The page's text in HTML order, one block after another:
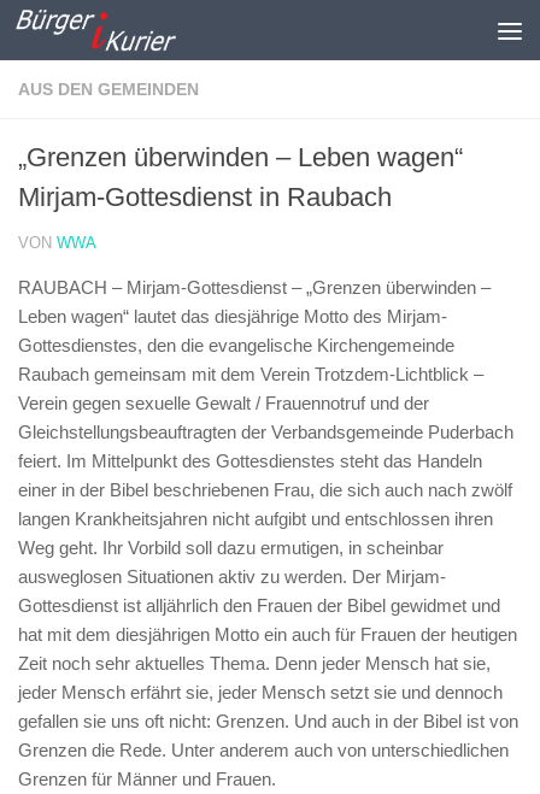
Zum Inhalt springen
AUS DEN GEMEINDEN
„Grenzen überwinden – Leben wagen“
Mirjam-Gottesdienst in Raubach
VON WWA
RAUBACH – Mirjam-Gottesdienst –„Grenzen überwinden –
Leben wagen“ lautet das diesjährige Motto des Mirjam-
Gottesdienstes, den die evangelische Kirchengemeinde
Raubach gemeinsam mit dem Verein Trotzdem-Lichtblick –
Verein gegen sexuelle Gewalt / Frauennotruf und der
Gleichstellungsbeauftragten der Verbandsgemeinde Puderbach
feiert. Im Mittelpunkt des Gottesdienstes steht das Handeln
einer in der Bibel beschriebenen Frau, die sich auch nach zwölf
langen Krankheitsjahren nicht aufgibt und entschlossen ihren
Weg geht. Ihr Vorbild soll dazu ermutigen, in scheinbar
ausweglosen Situationen aktiv zu werden. Der Mirjam-
Gottesdienst ist alljährlich den Frauen der Bibel gewidmet und
hat mit dem diesjährigen Motto ein auch für Frauen der heutigen
Zeit noch sehr aktuelles Thema. Denn jeder Mensch hat sie,
jeder Mensch erfährt sie, jeder Mensch setzt sie und dennoch
gefallen sie uns oft nicht: Grenzen. Und auch in der Bibel ist von
Grenzen die Rede. Unter anderem auch von unterschiedlichen
Grenzen für Männer und Frauen.